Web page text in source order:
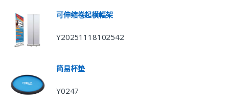
可伸缩卷起横幅架
Y20251118102542
简易杯垫
Y0247